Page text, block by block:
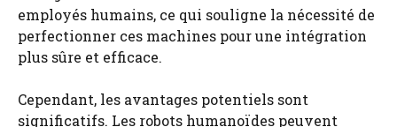
employés humains, ce qui souligne la nécessité de
perfectionner ces machines pour une intégration
plus sûre et efficace.
Cependant, les avantages potentiels sont
significatifs. Les robots humanoïdes peuvent